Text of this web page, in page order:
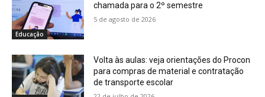
Educação
chamada para o 2º semestre
5 de agosto de 2026
Volta às aulas: veja orientações do Procon
para compras de material e contratação
de transporte escolar